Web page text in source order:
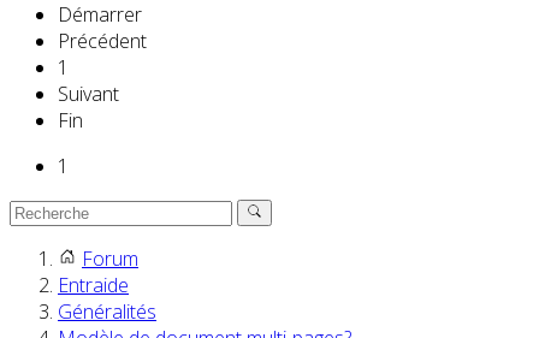
Démarrer
Précédent
1
Suivant
Fin
1
Forum
Entraide
Généralités